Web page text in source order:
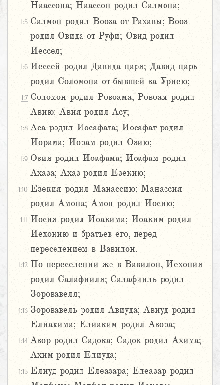
Наассона; Наассон родил Салмона;
1:5 Салмон родил Вооза от Рахавы; Вооз
родил Овида от Руфи; Овид родил
Иессея;
1:6 Иессей родил Давида царя; Давид царь
родил Соломона от бывшей за Уриею;
1:7 Соломон родил Ровоама; Ровоам родил
Авию; Авия родил Асу;
1:8 Аса родил Иосафата; Иосафат родил
Иорама; Иорам родил Озию;
1:9 Озия родил Иоафама; Иоафам родил
Ахаза; Ахаз родил Езекию;
1:10 Езекия родил Манассию; Манассия
родил Амона; Амон родил Иосию;
1:11 Иосия родил Иоакима; Иоаким родил
Иехонию и братьев его, перед
переселением в Вавилон.
1:12 По переселении же в Вавилон, Иехония
родил Салафииля; Салафииль родил
Зоровавеля;
1:13 Зоровавель родил Авиуда; Авиуд родил
Елиакима; Елиаким родил Азора;
1:14 Азор родил Садока; Садок родил Ахима;
Ахим родил Елиуда;
1:15 Елиуд родил Елеазара; Елеазар родил